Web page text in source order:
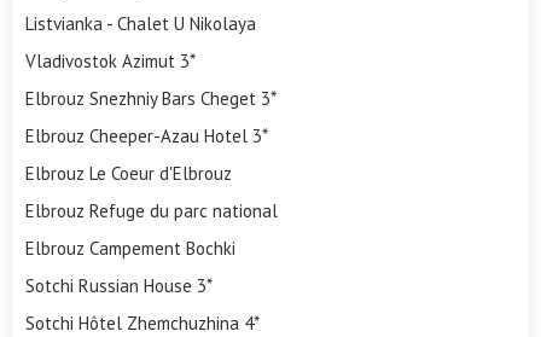
Listvianka - Chalet U Nikolaya
Vladivostok Azimut 3*
Elbrouz Snezhniy Bars Cheget 3*
Elbrouz Cheeper-Azau Hotel 3*
Elbrouz Le Coeur d'Elbrouz
Elbrouz Refuge du parc national
Elbrouz Campement Bochki
Sotchi Russian House 3*
Sotchi Hôtel Zhemchuzhina 4*